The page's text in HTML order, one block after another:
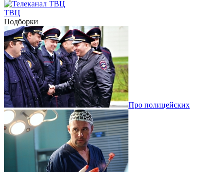
ТВЦ
Подборки
Про полицейских